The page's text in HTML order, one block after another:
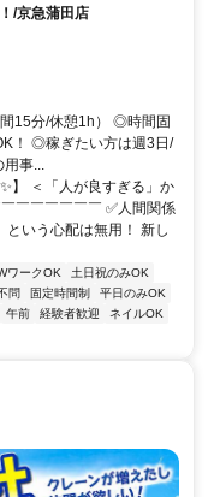
/京急蒲田店
15分/休憩1h） ◎時間固
！ ◎稼ぎたい方は週3日/
事...
】 ＜「人が良すぎる」か
￣￣￣￣￣￣ ✅人間関係
いう心配は無用！ 新し
ワークOK
土日祝のみOK
問 固定時間制
平日のみOK
午前 経験者歓迎
ネイルOK